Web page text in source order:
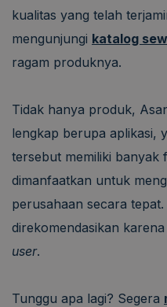
kualitas yang telah
mengunjungi katalog
ragam produknya.
Tidak hanya produk,
lengkap berupa aplikasi,
tersebut memiliki banyak
dimanfaatkan untuk
perusahaan secara
direkomendasikan karena
user.
Tunggu apa lagi? Segera